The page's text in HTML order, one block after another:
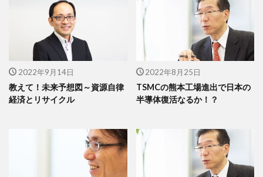
2022年9月14日
教えて！未来予想図～資源自律
経済とリサイクル
2022年8月25日
TSMCの熊本工場進出で日本の
半導体復活なるか！？